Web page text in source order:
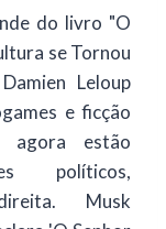
do livro "O
se Tornou
Leloup
e ficção
agora estão
políticos,
Musk